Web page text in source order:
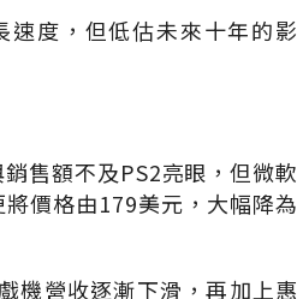
度，但低估未來十年的影
售額不及PS2亮眼，但微軟
價格由179美元，大幅降為
機營收逐漸下滑，再加上惠